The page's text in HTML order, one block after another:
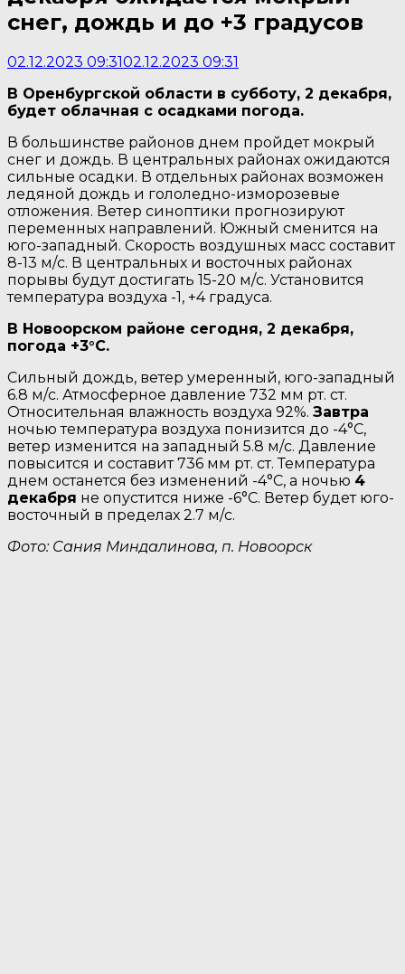
снег, дождь и до +3 градусов
02.12.2023 09:3102.12.2023 09:31
В Оренбургской области в субботу, 2 декабря,
будет облачная с осадками погода.
В большинстве районов днем пройдет мокрый
снег и дождь. В центральных районах ожидаются
сильные осадки. В отдельных районах возможен
ледяной дождь и гололедно-изморозевые
отложения. Ветер синоптики прогнозируют
переменных направлений. Южный сменится на
юго-западный. Скорость воздушных масс составит
8-13 м/с. В центральных и восточных районах
порывы будут достигать 15-20 м/с. Установится
температура воздуха -1, +4 градуса.
В Новоорском районе сегодня, 2 декабря,
погода +3°C.
Сильный дождь, ветер умеренный, юго-западный
6.8 м/с. Атмосферное давление 732 мм рт. ст.
Относительная влажность воздуха 92%. Завтра
ночью температура воздуха понизится до -4°C,
ветер изменится на западный 5.8 м/с. Давление
повысится и составит 736 мм рт. ст. Температура
днем останется без изменений -4°C, a ночью 4
декабря не опустится ниже -6°C. Ветер будет юго-
восточный в пределах 2.7 м/с.
Фото: Сания Миндалинова, п. Новоорск